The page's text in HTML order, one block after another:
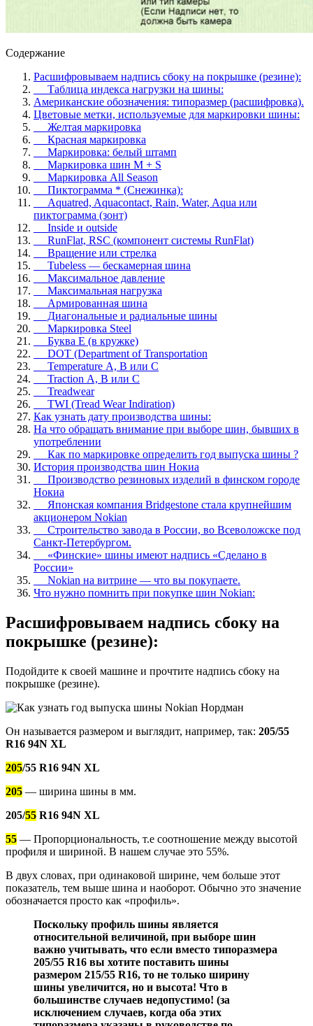
Содержание
Расшифровываем надпись сбоку на покрышке (резине):
Таблица индекса нагрузки на шины:
Американские обозначения: типоразмер (расшифровка).
Цветовые метки, используемые для маркировки шины:
Желтая маркировка
Красная маркировка
Маркировка: белый штамп
Маркировка шин M + S
Маркировка All Season
Пиктограмма * (Снежинка):
Aquatred, Aquacontact, Rain, Water, Aqua или
пиктограмма (зонт)
Inside и outside
RunFlat, RSC (компонент системы RunFlat)
Вращение или стрелка
Tubeless — бескамерная шина
Максимальное давление
Максимальная нагрузка
Армированная шина
Диагональные и радиальные шины
Маркировка Steel
Буква E (в кружке)
DOT (Department of Transportation
Temperature А, В или С
Traction А, В или С
Treadwear
TWI (Tread Wear Indiration)
Как узнать дату производства шины:
На что обращать внимание при выборе шин, бывших в
употреблении
Как по маркировке определить год выпуска шины ?
История производства шин Нокиа
Производство резиновых изделий в финском городе
Нокиа
Японская компания Bridgestone стала крупнейшим
акционером Nokian
Строительство завода в России, во Всеволожске под
Санкт-Петербургом.
«Финские» шины имеют надпись «Сделано в
России»
Nokian на витрине — что вы покупаете.
Что нужно помнить при покупке шин Nokian:
Расшифровываем надпись сбоку на
покрышке (резине):
Подойдите к своей машине и прочтите надпись сбоку на
покрышке (резине).
Он называется размером и выглядит, например, так: 205/55
R16 94N XL
205/55 R16 94N XL
205 — ширина шины в мм.
205/55 R16 94N XL
55 — Пропорциональность, т.е соотношение между высотой
профиля и шириной. В нашем случае это 55%.
В двух словах, при одинаковой ширине, чем больше этот
показатель, тем выше шина и наоборот. Обычно это значение
обозначается просто как «профиль».
Поскольку профиль шины является
относительной величиной, при выборе шин
важно учитывать, что если вместо типоразмера
205/55 R16 вы хотите поставить шины
размером 215/55 R16, то не только ширину
шины увеличится, но и высота! Что в
большинстве случаев недопустимо! (за
исключением случаев, когда оба этих